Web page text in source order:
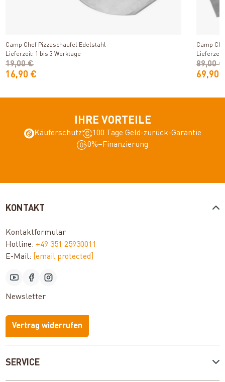
Camp Chef Pizzaschaufel Edelstahl
Lieferzeit: 1 bis 3 Werktage
16,90 €
19,00 €
Camp
69,90
89,00 €
IHRE VORTEILE
Käuferschutz
100 Tage Geld-zurück-Garantie
0%–Finanzierung
SERVICE
KONTAKT
Kontaktformular
Hotline: +49 351 25930011
E-Mail: [email protected]
Newsletter
Vertrag widerrufen